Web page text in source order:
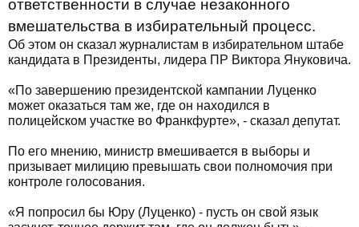
ответственности в случае незаконного
вмешательства в избирательный процесс.
Об этом он сказал журналистам в избирательном штабе
кандидата в Президенты, лидера ПР Виктора Януковича.
«По завершению президентской кампании Луценко
может оказаться там же, где он находился в
полицейском участке во Франкфурте», - сказал депутат.
По его мнению, министр вмешивается в выборы и
призывает милицию превышать свои полномочия при
контроле голосования.
«Я попросил бы Юру (Луценко) - пусть он свой язык